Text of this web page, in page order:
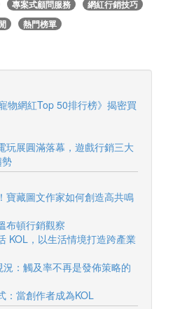
專案式顧問服務
網紅行銷技巧
熱門榜單
物網紅Top 50排行榜》揭密買
玩展圓滿落幕，遊戲行銷三大
寶藏圖文作家如何創造高共鳴
布頓行銷觀察
KOL，以生活情境打造跨產業
：觸及率不再是發佈策略的
：當創作者成為KOL